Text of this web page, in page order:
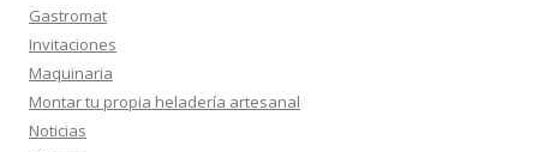
Gastromat
Invitaciones
Maquinaria
Montar tu propia heladería artesanal
Noticias